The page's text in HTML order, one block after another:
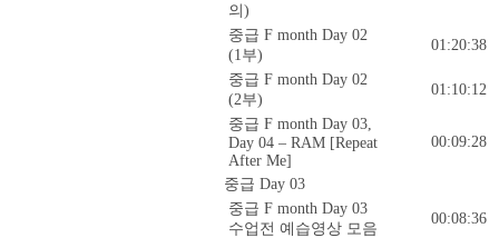
의)
중급 F month Day 02
(1부)
01:20:38
중급 F month Day 02
(2부)
01:10:12
중급 F month Day 03,
Day 04 – RAM [Repeat
After Me]
00:09:28
중급 Day 03
중급 F month Day 03
수업전 예습영상 모음
00:08:36